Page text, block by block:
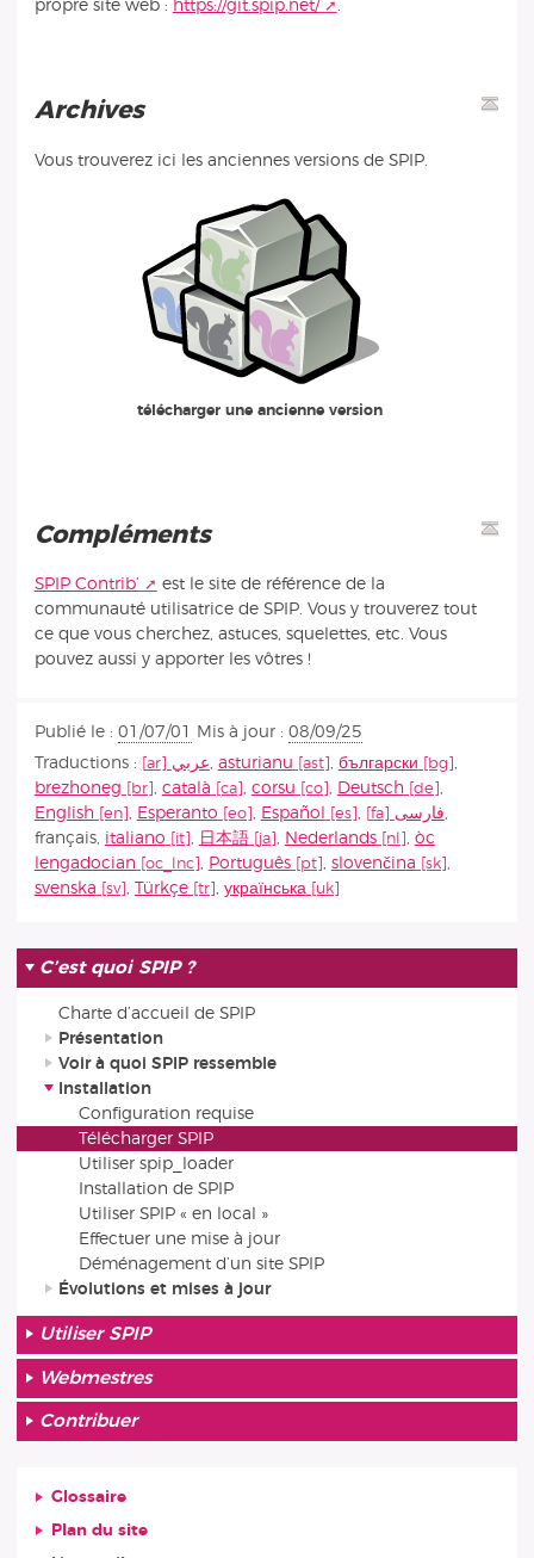
propre site web : https://git.spip.net/ .
Archives
Vous trouverez ici les anciennes versions de SPIP.
télécharger une ancienne version
Compléments
SPIP Contrib’
est le site de référence de la
communauté utilisatrice de SPIP. Vous y trouverez tout
ce que vous cherchez, astuces, squelettes, etc. Vous
pouvez aussi y apporter les vôtres !
Publié le : 01/07/01 Mis à jour : 08/09/25
Traductions :
عربي asturianu български
brezhoneg
català corsu Deutsch
English
Esperanto Español فارسى
français, italiano 日本語 Nederlands
òc
lengadocian
Português slovenčina
svenska
Türkçe українська
C’est quoi SPIP ?
Charte d’accueil de SPIP
Présentation
Voir à quoi SPIP ressemble
Installation
Configuration requise
Télécharger SPIP
Utiliser spip_loader
Installation de SPIP
Utiliser SPIP « en local »
Effectuer une mise à jour
Déménagement d’un site SPIP
Évolutions et mises à jour
Utiliser SPIP
Webmestres
Contribuer
Glossaire
Plan du site